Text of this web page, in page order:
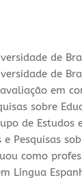
de
de
em
sobre
de Estudos
e Pesquisas
como
Língua